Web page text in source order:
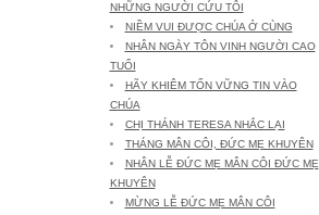
NHỮNG NGƯỜI CỨU TÔI
NIỀM VUI ĐƯỢC CHÚA Ở CÙNG
NHÂN NGÀY TÔN VINH NGƯỜI CAO
TUỔI
HÃY KHIÊM TỐN VỮNG TIN VÀO
CHÚA
CHỊ THÁNH TERESA NHẮC LẠI
THÁNG MÂN CÔI, ĐỨC MẸ KHUYÊN
NHÂN LỄ ĐỨC MẸ MÂN CÔI ĐỨC MẸ
KHUYÊN
MỪNG LỄ ĐỨC MẸ MÂN CÔI